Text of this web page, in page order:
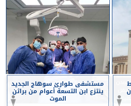
مستشفى طوارئ سوهاج الجديد
ينتزع ابن التسعة أعوام من براثن
الموت